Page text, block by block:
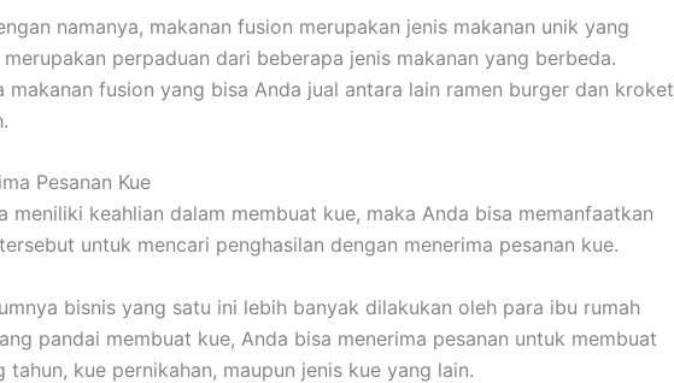
namanya, makanan fusion merupakan jenis makanan unik yang
merupakan perpaduan dari beberapa jenis makanan yang berbeda.
makanan fusion yang bisa Anda jual antara lain ramen burger dan kroket
Pesanan Kue
meniliki keahlian dalam membuat kue, maka Anda bisa memanfaatkan
untuk mencari penghasilan dengan menerima pesanan kue.
bisnis yang satu ini lebih banyak dilakukan oleh para ibu rumah
pandai membuat kue, Anda bisa menerima pesanan untuk membuat
tahun, kue pernikahan, maupun jenis kue yang lain.